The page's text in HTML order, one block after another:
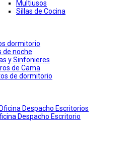
Multiusos
Sillas de Cocina
dormitorio
de noche
y Sinfonieres
de Cama
de dormitorio
Despacho Escritorios
Despacho Escritorio